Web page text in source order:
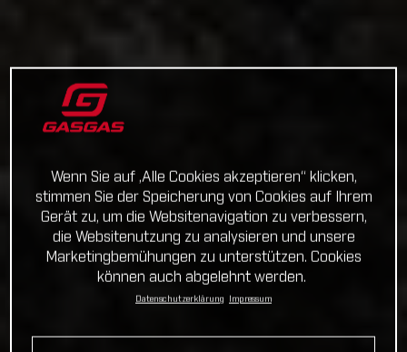
Wenn Sie auf „Alle Cookies akzeptieren“ klicken,
stimmen Sie der Speicherung von Cookies auf Ihrem
Gerät zu, um die Websitenavigation zu verbessern,
die Websitenutzung zu analysieren und unsere
Marketingbemühungen zu unterstützen. Cookies
können auch abgelehnt werden.
Datenschutzerklärung Impressum